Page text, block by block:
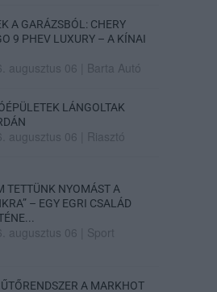
A GARÁZSBÓL: CHERY
9 PHEV LUXURY – A KÍNAI
augusztus 06 Barta Autó
LÁNGOLTAK
augusztus 06 Riasztó
TETTÜNK NYOMÁST A
– EGY EGRI CSALÁD
augusztus 06 Sport
A MARKHOT